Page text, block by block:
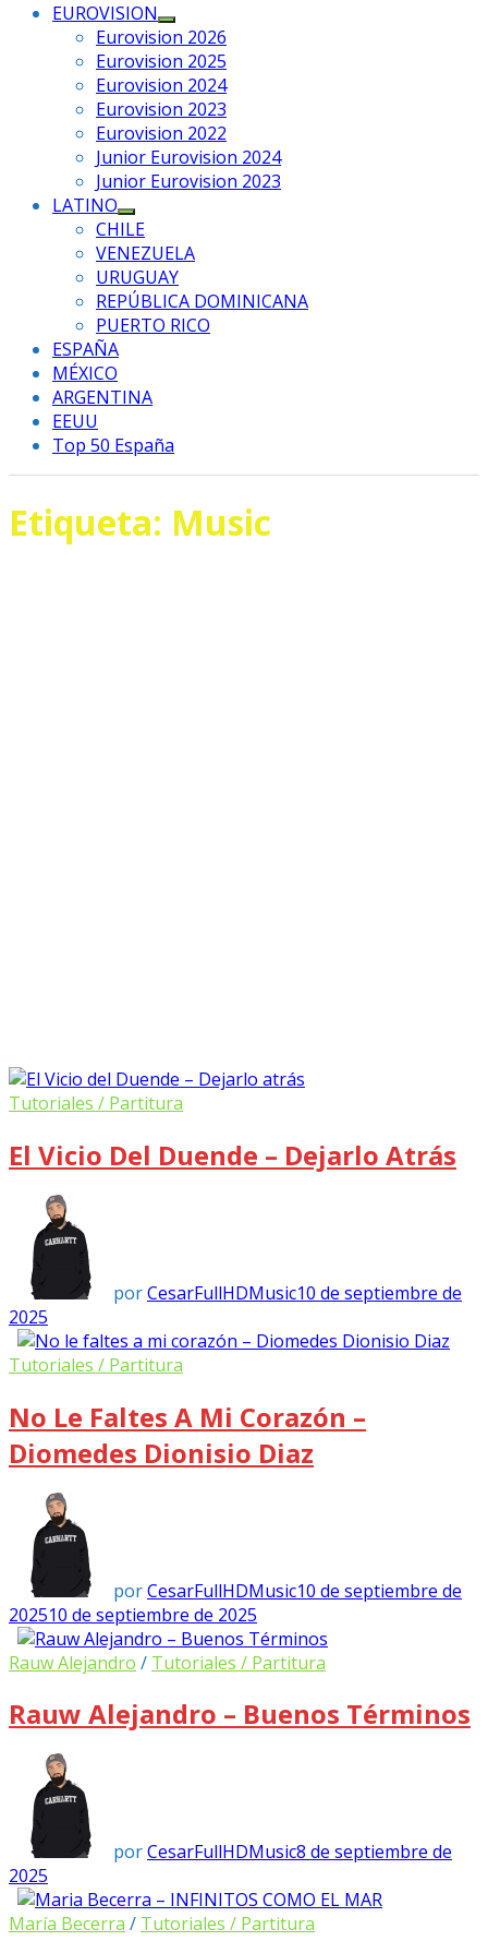
EUROVISION
Mostrar
el
submenú
Eurovision 2026
Eurovision 2025
Eurovision 2024
Eurovision 2023
Eurovision 2022
Junior Eurovision 2024
Junior Eurovision 2023
LATINO
Mostrar
el
submenú
CHILE
VENEZUELA
URUGUAY
REPÚBLICA DOMINICANA
PUERTO RICO
ESPAÑA
MÉXICO
ARGENTINA
EEUU
Top 50 España
Etiqueta: Music
Tutoriales / Partitura
El Vicio Del Duende – Dejarlo Atrás
porCesarFullHDMusic10 de septiembre de
2025
Tutoriales / Partitura
No Le Faltes A Mi Corazón –
Diomedes Dionisio Diaz
porCesarFullHDMusic10 de septiembre de
202510 de septiembre de 2025
Rauw Alejandro / Tutoriales / Partitura
Rauw Alejandro – Buenos Términos
porCesarFullHDMusic8 de septiembre de
2025
María Becerra / Tutoriales / Partitura